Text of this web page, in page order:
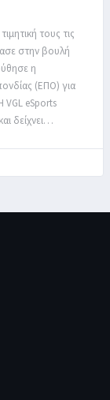
τους τις
στην βουλή
η
(ΕΠΟ) για
VGL eSports
δείχνει…